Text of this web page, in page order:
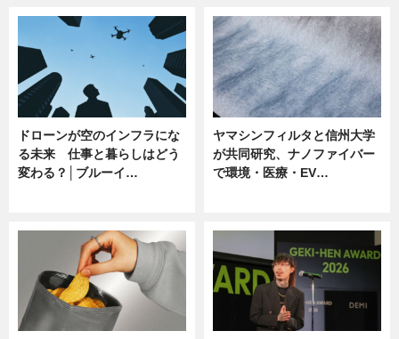
ドローンが空のインフラにな
る未来 仕事と暮らしはどう
変わる？│ブルーイ…
ヤマシンフィルタと信州大学
が共同研究、ナノファイバー
で環境・医療・EV…